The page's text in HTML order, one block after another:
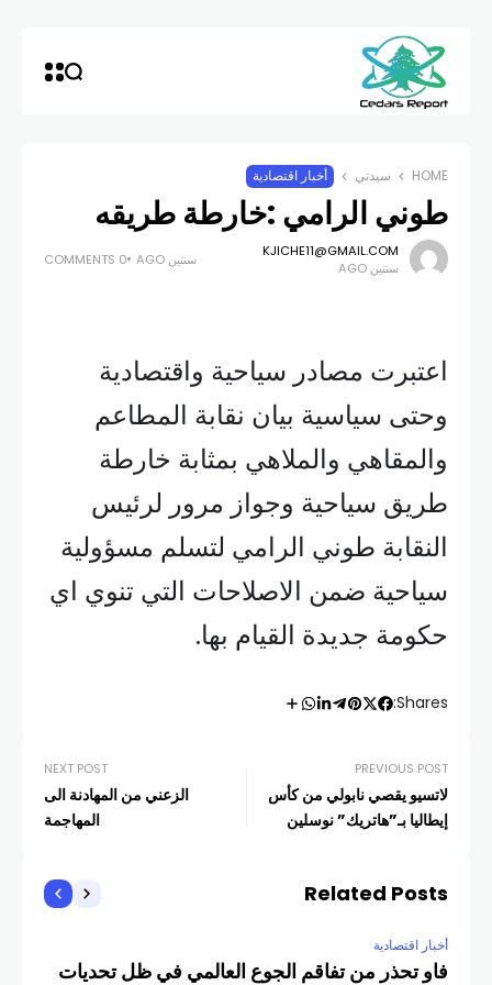
HOME سيدتي أخبار اقتصادية
طوني الرامي :خارطة طريقه
KJICHE11@GMAIL.COM
سنتين AGO
سنتين AGO 0 COMMENTS
اعتبرت مصادر سياحية واقتصادية
وحتى سياسية بيان نقابة المطاعم
والمقاهي والملاهي بمثابة خارطة
طريق سياحية وجواز مرور لرئيس
النقابة طوني الرامي لتسلم مسؤولية
سياحية ضمن الاصلاحات التي تنوي اي
حكومة جديدة القيام بها.
Shares:
PREVIOUS POST
لاتسيو يقصي نابولي من كأس
إيطاليا بـ”هاتريك” نوسلين
NEXT POST
الزعني من المهادنة الى
المهاجمة
Related Posts
أخبار اقتصادية
فاو تحذر من تفاقم الجوع العالمي في ظل تحديات